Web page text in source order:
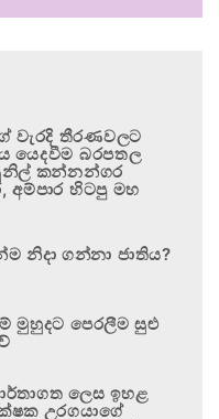
වැරදි තීරණවලට
යෙදවීම බරපතල
කන්නන්ගර
හිටපු මහ
නිදා ගන්නා ජාතිය?
මුහුදට පෙරලීම සුළු
ලෙස ඉහළ
උරගයාගේ